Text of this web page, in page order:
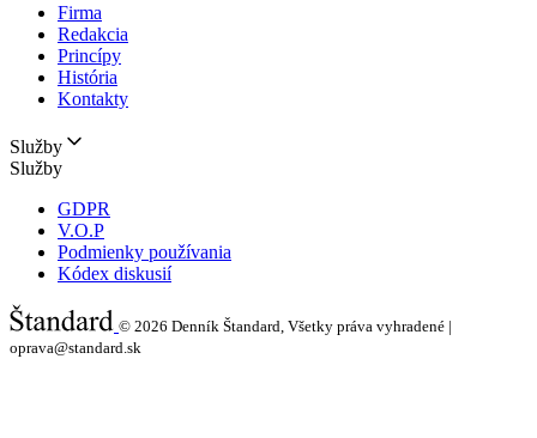
Firma
Redakcia
Princípy
História
Kontakty
Služby
Služby
GDPR
V.O.P
Podmienky používania
Kódex diskusií
© 2026 Denník Štandard, Všetky práva vyhradené |
oprava@standard.sk